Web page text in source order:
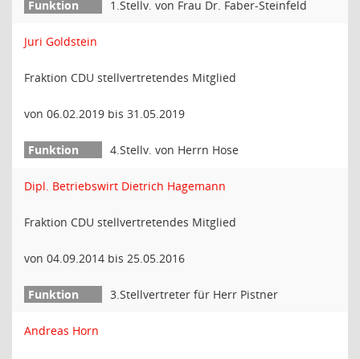
1.Stellv. von Frau Dr. Faber-Steinfeld
Juri Goldstein
Fraktion CDU stellvertretendes Mitglied
von 06.02.2019 bis 31.05.2019
4.Stellv. von Herrn Hose
Dipl. Betriebswirt Dietrich Hagemann
Fraktion CDU stellvertretendes Mitglied
von 04.09.2014 bis 25.05.2016
3.Stellvertreter für Herr Pistner
Andreas Horn